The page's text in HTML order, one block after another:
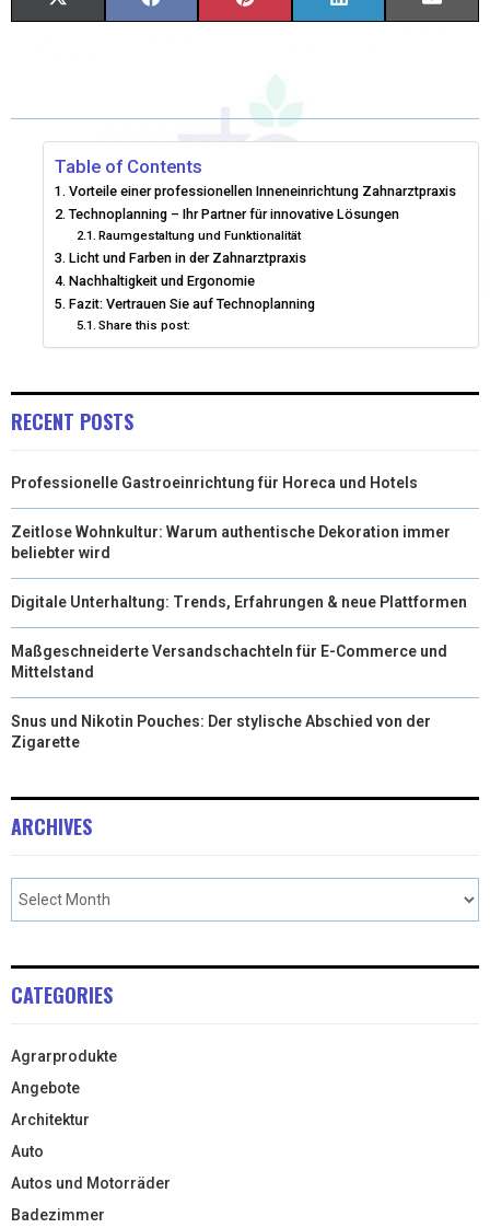
W
I
T
T
E
E
O
O
K
T
R
E
T
K
D
I
Table of Contents
Vorteile einer professionellen Inneneinrichtung Zahnarztpraxis
Technoplanning – Ihr Partner für innovative Lösungen
Raumgestaltung und Funktionalität
Licht und Farben in der Zahnarztpraxis
Nachhaltigkeit und Ergonomie
Fazit: Vertrauen Sie auf Technoplanning
Share this post:
RECENT POSTS
Professionelle Gastroeinrichtung für Horeca und Hotels
Zeitlose Wohnkultur: Warum authentische Dekoration immer
beliebter wird
Digitale Unterhaltung: Trends, Erfahrungen & neue Plattformen
Maßgeschneiderte Versandschachteln für E-Commerce und
Mittelstand
Snus und Nikotin Pouches: Der stylische Abschied von der
Zigarette
ARCHIVES
CATEGORIES
Agrarprodukte
Angebote
Architektur
Auto
Autos und Motorräder
Badezimmer